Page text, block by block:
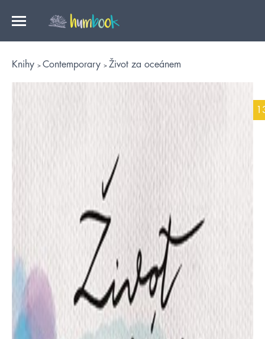
Knihy Contemporary Život za oceánem